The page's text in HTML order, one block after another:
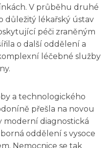
V průběhu druhé
důležitý lékařský ústav
péči zraněným
o další oddělení a
léčebné služby
a technologického
přešla na novou
moderní diagnostická
oddělení s vysoce
Nemocnice se tak